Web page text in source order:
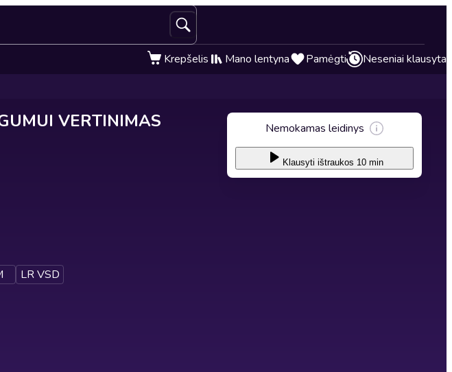
Krepšelis Mano lentyna Pamėgti Neseniai klausyta
VERTINIMAS
LR VSD
Nemokamas leidinys
Klausyti ištraukos 10 min